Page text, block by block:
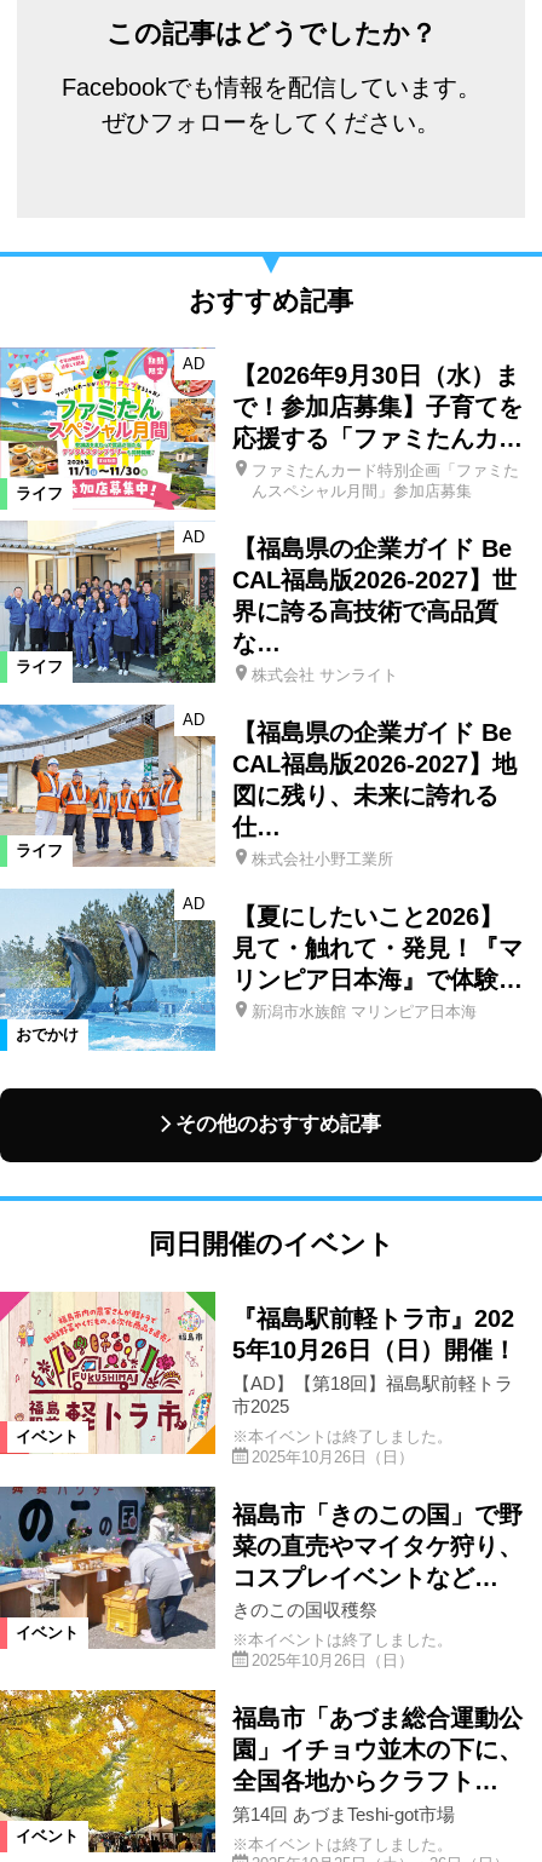
この記事はどうでしたか？
Facebookでも情報を配信しています。
ぜひフォローをしてください。
おすすめ記事
ライフ
AD
【2026年9月30日（水）ま
で！参加店募集】子育てを
応援する「ファミたんカ…
ファミたんカード特別企画「ファミた
んスペシャル月間」参加店募集
ライフ
AD
【福島県の企業ガイド Be
CAL福島版2026-2027】世
界に誇る高技術で高品質
な…
株式会社 サンライト
ライフ
AD
【福島県の企業ガイド Be
CAL福島版2026-2027】地
図に残り、未来に誇れる
仕…
株式会社小野工業所
おでかけ
AD
【夏にしたいこと2026】
見て・触れて・発見！『マ
リンピア日本海』で体験…
新潟市水族館 マリンピア日本海
その他のおすすめ記事
同日開催のイベント
イベント
『福島駅前軽トラ市』202
5年10月26日（日）開催！
【AD】【第18回】福島駅前軽トラ
市2025
※本イベントは終了しました。
2025年10月26日（日）
イベント
福島市「きのこの国」で野
菜の直売やマイタケ狩り、
コスプレイベントなど…
きのこの国収穫祭
※本イベントは終了しました。
2025年10月26日（日）
イベント
福島市「あづま総合運動公
園」イチョウ並木の下に、
全国各地からクラフト…
第14回 あづまTeshi-got市場
※本イベントは終了しました。